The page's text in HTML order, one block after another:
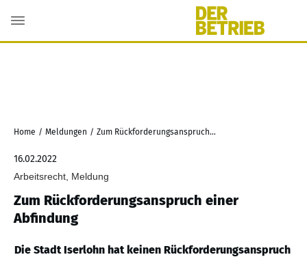
Home / Meldungen / Zum Rückforderungsanspruch einer Abfindung
16.02.2022
Arbeitsrecht, Meldung
Zum Rückforderungsanspruch einer
Abfindung
Die Stadt Iserlohn hat keinen Rückforderungsanspruch